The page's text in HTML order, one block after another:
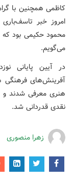
کاظمی همچنین با
امروز خبر
محمود حکیمی بود
می‌گویم.
در آیین پایانی
آفرینش‌های فرهنگی
هنری معرفی شدند و
نقدی قدردانی شد.
زهرا منصوری